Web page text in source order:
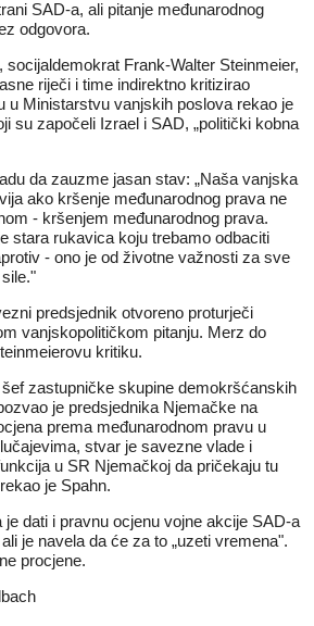
SAD-a, ali pitanje međunarodnog
odgovora.
Frank-Walter Steinmeier,
riječi i time indirektno kritizirao
u Ministarstvu vanjskih poslova rekao je
su započeli Izrael i SAD, „politički kobna
da zauzme jasan stav: „Naša vanjska
ako kršenje međunarodnog prava ne
- kršenjem međunarodnog prava.
stara rukavica koju trebamo odbaciti
- ono je od životne važnosti za sve
predsjednik otvoreno proturječi
vanjskopolitičkom pitanju. Merz do
kritiku.
zastupničke skupine demokršćanskih
je predsjednika Njemačke na
prema međunarodnom pravu u
stvar je savezne vlade i
u SR Njemačkoj da pričekaju tu
je Spahn.
dati i pravnu ocjenu vojne akcije SAD-a
je navela da će za to „uzeti vremena".
procjene.